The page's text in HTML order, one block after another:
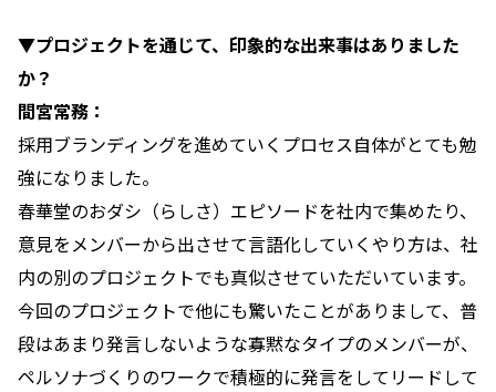
▼プロジェクトを通じて、印象的な出来事はありました
か？
間宮常務：
採用ブランディングを進めていくプロセス自体がとても勉
強になりました。
春華堂のおダシ（らしさ）エピソードを社内で集めたり、
意見をメンバーから出させて言語化していくやり方は、社
内の別のプロジェクトでも真似させていただいています。
今回のプロジェクトで他にも驚いたことがありまして、普
段はあまり発言しないような寡黙なタイプのメンバーが、
ペルソナづくりのワークで積極的に発言をしてリードして